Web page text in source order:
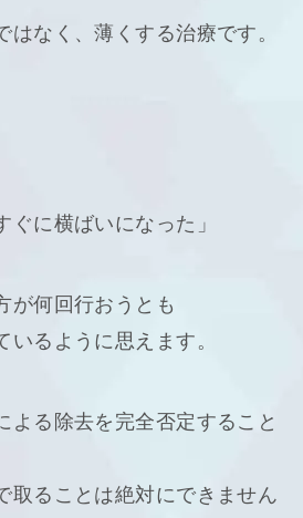
はなく、薄くする治療です。
ぐに横ばいになった」
が何回行おうとも
るように思えます。
よる除去を完全否定すること
取ることは絶対にできません